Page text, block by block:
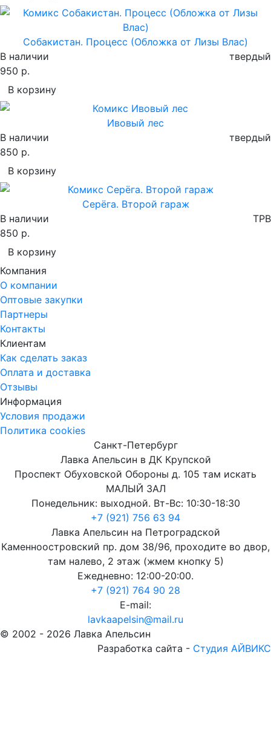
Собакистан. Процесс (Обложка от Лизы Влас)
В наличии
твердый
950 р.
В корзину
Ивовый лес
В наличии
твердый
850 р.
В корзину
Серёга. Второй гараж
В наличии
TPB
850 р.
В корзину
Компания
О компании
Оптовые закупки
Партнеры
Контакты
Клиентам
Как сделать заказ
Оплата и доставка
Отзывы
Информация
Условия продажи
Политика cookies
Санкт-Петербург
Лавка Апельсин в ДК Крупской
Проспект Обуховской Обороны д. 105 там искать
МАЛЫЙ ЗАЛ
Понедельник: выходной. Вт-Вс: 10:30-18:30
+7 (921) 756 63 94
Лавка Апельсин на Петроградской
Каменноостровский пр. дом 38/96, проходите во двор,
там налево, 2 этаж (жмем кнопку 5)
Ежедневно: 12:00-20:00.
+7 (921) 764 90 28
E-mail:
lavkaapelsin@mail.ru
© 2002 - 2026 Лавка Апельсин
Разработка сайта - Студия АЙВИКС